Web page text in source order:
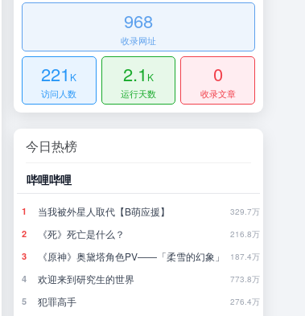
968
收录网址
221 K
访问人数
2.1 K
运行天数
0
收录文章
今日热榜
哔哩哔哩
1 当我被外星人取代【B萌应援】 329.7万
2 《死》死亡是什么？ 216.8万
3 《原神》奥黛塔角色PV——「柔雪的幻象」 187.4万
4 欢迎来到研究生的世界 773.8万
5 犯罪高手 276.4万